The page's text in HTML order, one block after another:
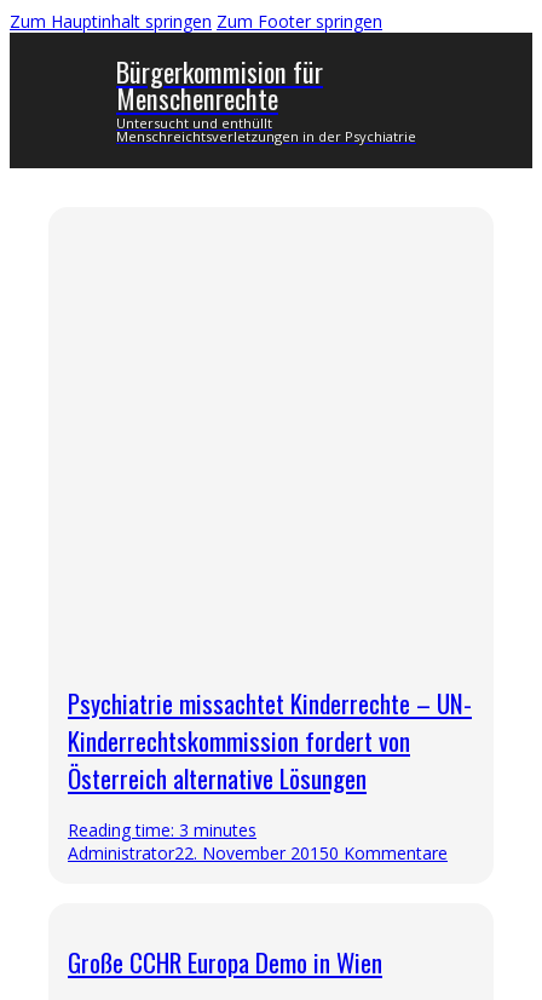
Zum Hauptinhalt springen Zum Footer springen
Bürgerkommision für
Menschenrechte
Untersucht und enthüllt
Menschreichtsverletzungen in der Psychiatrie
Psychiatrie missachtet Kinderrechte – UN-
Kinderrechtskommission fordert von
Österreich alternative Lösungen
Reading time: 3 minutes
Administrator22. November 20150 Kommentare
Große CCHR Europa Demo in Wien